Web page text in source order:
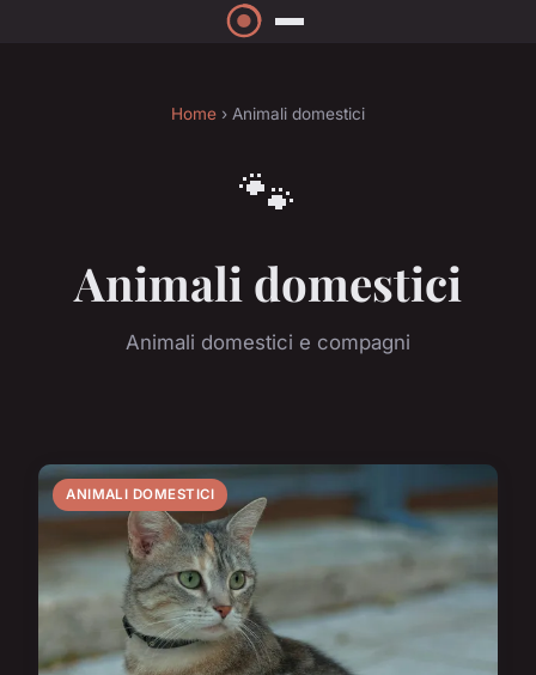
Home › Animali domestici
🐾
Animali domestici
Animali domestici e compagni
ANIMALI DOMESTICI